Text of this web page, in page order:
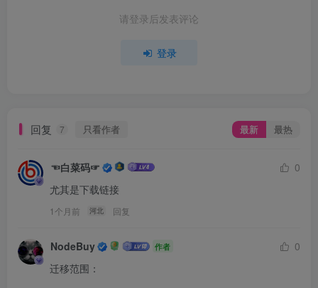
请登录后发表评论
登录
回复 7 只看作者 最新 最热
☜白菜码☞
0
尤其是下载链接
1个月前 河北 回复
NodeBuy 作者
0
迁移范围：